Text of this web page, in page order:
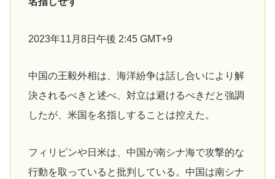
2023年11月8日午後 2:45 GMT+9
中国の王毅外相は、海洋紛争は話し合いにより解
決されるべきと述べ、対立は避けるべきだと強調
したが、米国を名指しすることは控えた。
フィリピンや日米は、中国が南シナ海で攻撃的な
行動を取っていると批判している。中国は南シナ